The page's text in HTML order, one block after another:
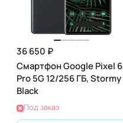
36 650 ₽
Смартфон Google Pixel 6
Pro 5G 12/256 ГБ, Stormy
Black
Под заказ